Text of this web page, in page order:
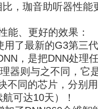
，珈音助听器性能
能、更好的效果：
了最新的G3第三
，是把DNN处理
器则与之不同，它
不同的芯片，分别
可达10天）！